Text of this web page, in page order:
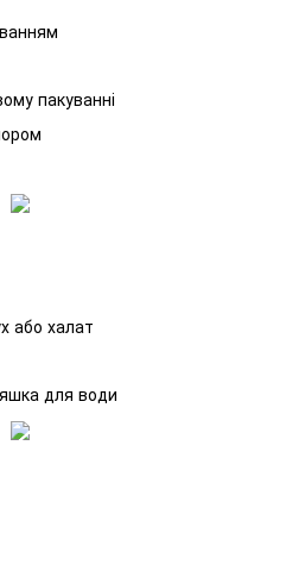
пакуванні
або халат
для води